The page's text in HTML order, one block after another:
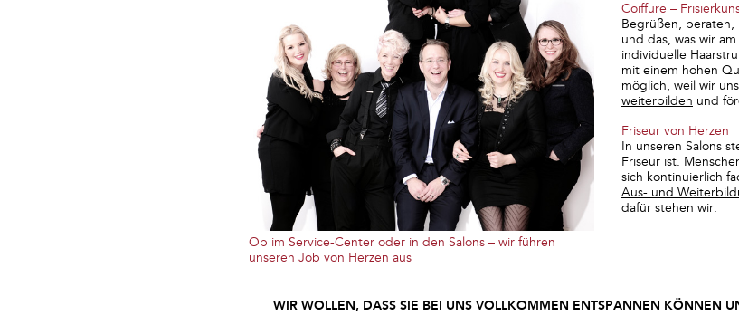
Ob im Service-Center oder in den Salons – wir führen
unseren Job von Herzen aus
Coiffure –
Begrüßen, beraten,
und das, was wir
individuelle
mit einem hohen
möglich, weil wir
weiterbilden und
Friseur von Herzen
In unseren Salons
Friseur ist.
sich kontinuierlich
Aus- und
dafür stehen wir.
WIR WOLLEN, DASS SIE BEI UNS VOLLKOMMEN ENTSPANNEN KÖNNEN